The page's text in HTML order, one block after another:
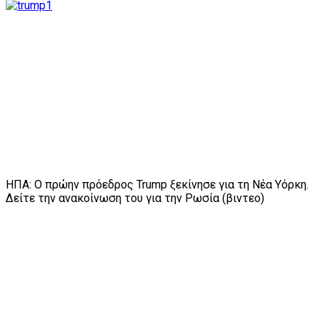
ΗΠΑ: Ο πρώην πρόεδρος Trump ξεκίνησε για τη Νέα Υόρκη.
Δείτε την ανακοίνωση του για την Ρωσία (βιντεο)